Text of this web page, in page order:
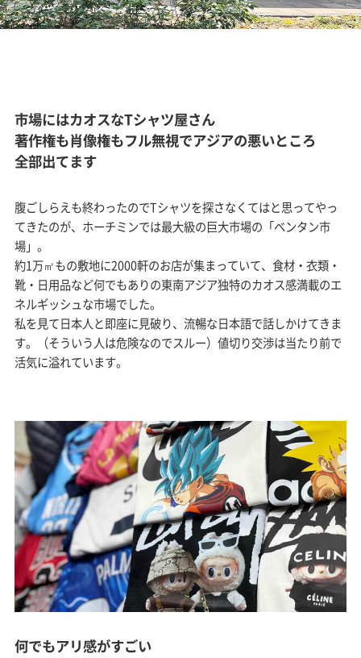
市場にはカオスなTシャツ屋さん
著作権も肖像権もフル無視でアジアの悪いところ
全部出てます
腹ごしらえも終わったのでTシャツを探さなくてはと思ってやっ
てきたのが、ホーチミンでは最大級の巨大市場の「ベンタン市
場」。
約1万㎡もの敷地に2000軒のお店が集まっていて、食材・衣類・
靴・日用品など何でもありの東南アジア独特のカオス感満載のエ
ネルギッシュな市場でした。
私を見て日本人と即座に見破り、流暢な日本語で話しかけてきま
す。（そういう人は危険なのでスルー）値切り交渉は当たり前で
活気に溢れています。
何でもアリ感がすごい